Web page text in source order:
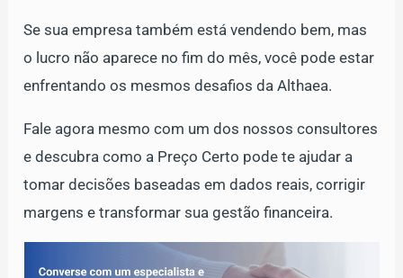
Se sua empresa também está vendendo bem, mas
o lucro não aparece no fim do mês, você pode estar
enfrentando os mesmos desafios da Althaea.
Fale agora mesmo com um dos nossos consultores
e descubra como a Preço Certo pode te ajudar a
tomar decisões baseadas em dados reais, corrigir
margens e transformar sua gestão financeira.